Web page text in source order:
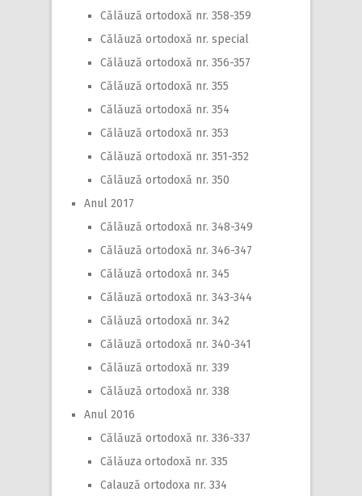
Călăuză ortodoxă nr. 358-359
Călăuză ortodoxă nr. special
Călăuză ortodoxă nr. 356-357
Călăuză ortodoxă nr. 355
Călăuză ortodoxă nr. 354
Călăuză ortodoxă nr. 353
Călăuză ortodoxă nr. 351-352
Călăuză ortodoxă nr. 350
Anul 2017
Călăuză ortodoxă nr. 348-349
Călăuză ortodoxă nr. 346-347
Călăuză ortodoxă nr. 345
Călăuză ortodoxă nr. 343-344
Călăuză ortodoxă nr. 342
Călăuză ortodoxă nr. 340-341
Călăuză ortodoxă nr. 339
Călăuză ortodoxă nr. 338
Anul 2016
Călăuză ortodoxă nr. 336-337
Călăuza ortodoxă nr. 335
Calauză ortodoxa nr. 334